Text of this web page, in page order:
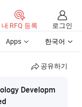
내 RFQ 등록
로그인
Apps 한국어
공유하기
Developm